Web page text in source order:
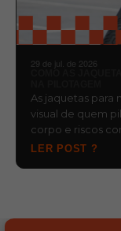
29 de jul. de 2026
As jaquetas
visual de quem
corpo e riscos
LER POST ?